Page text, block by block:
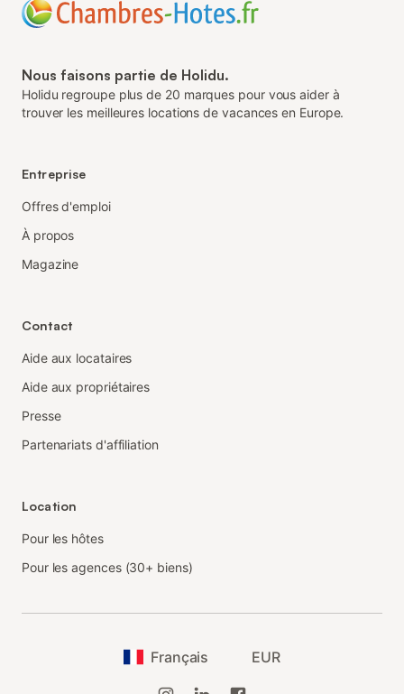
Nous faisons partie de Holidu.
Holidu regroupe plus de 20 marques pour vous aider à
trouver les meilleures locations de vacances en Europe.
Entreprise
Offres d'emploi
À propos
Magazine
Contact
Aide aux locataires
Aide aux propriétaires
Presse
Partenariats d'affiliation
Location
Pour les hôtes
Pour les agences (30+ biens)
Français EUR